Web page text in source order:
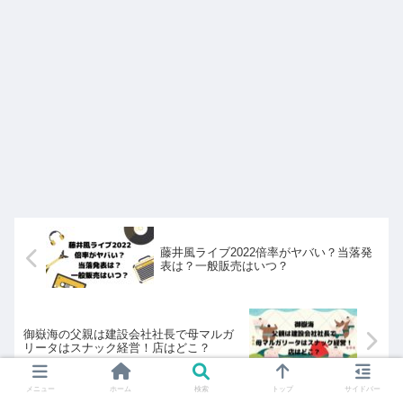
藤井風ライブ2022倍率がヤバい？当落発
表は？一般販売はいつ？
御嶽海の父親は建設会社社長で母マルガ
リータはスナック経営！店はどこ？
メニュー ホーム 検索 トップ サイドバー